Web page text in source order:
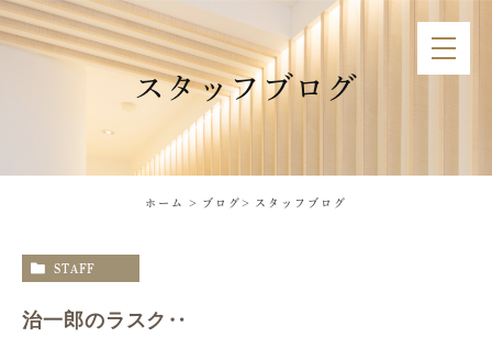
スタッフブログ
ホーム ブログ スタッフブログ
STAFF
治一郎のラスク‥